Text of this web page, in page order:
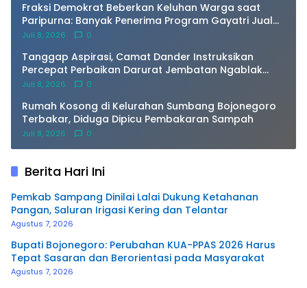
Fraksi Demokrat Beberkan Keluhan Warga saat
Paripurna: Banyak Penerima Program Gayatri Jual
Ayam dan Kandangnya
Juli 8, 2026 0
Tanggap Aspirasi, Camat Dander Instruksikan
Percepat Perbaikan Darurat Jembatan Ngablak
Agar Segera Aman Dilalui
Juli 8, 2026 0
Rumah Kosong di Kelurahan Sumbang Bojonegoro
Terbakar, Diduga Dipicu Pembakaran Sampah
Juli 8, 2026 0
Berita Hari Ini
Pemkab Sampang Dinilai Lalai Dukung Ketahanan
Pangan, Saluran Irigasi Kering dan Telantar
Agustus 7, 2026
Bupati Bojonegoro: Perubahan KUA-PPAS 2026 Harus
Tepat Sasaran dan Berorientasi pada Masyarakat
Agustus 7, 2026